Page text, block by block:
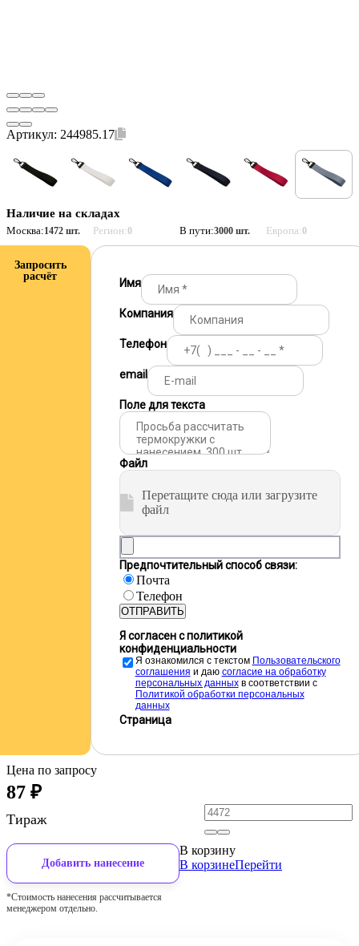
Артикул: 244985.17
Наличие на складах
Москва:1472 шт. Регион:0 В пути:3000 шт. Европа:0
Запросить
расчёт
Имя
Компания
Телефон
email
Поле для текста
Файл
Перетащите сюда или загрузите
файл
Предпочтительный способ связи:
Почта
Телефон
ОТПРАВИТЬ
Я согласен с политикой
конфиденциальности
Я ознакомился с текстом Пользовательского
соглашения и даю cогласие на обработку
персональных данныхв соответствии с
Политикой обработки персональных
данных
Страница
Цена по запросу
87 ₽
Тираж
Добавить нанесение
*Стоимость нанесения рассчитывается
менеджером отдельно.
В корзину
В корзинеПерейти